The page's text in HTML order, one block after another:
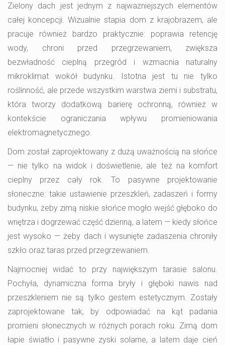
Zielony dach jest jednym z najważniejszych elementów
całej koncepcji. Wizualnie stapia dom z krajobrazem, ale
pracuje również bardzo praktycznie: poprawia retencję
wody, chroni przed przegrzewaniem, zwiększa
bezwładność cieplną przegród i wzmacnia naturalny
mikroklimat wokół budynku. Istotna jest tu nie tylko
roślinność, ale przede wszystkim warstwa ziemi i substratu,
która tworzy dodatkową barierę ochronną, również w
kontekście ograniczania wpływu promieniowania
elektromagnetycznego.
Dom został zaprojektowany z dużą uważnością na słońce
— nie tylko na widok i doświetlenie, ale też na komfort
cieplny przez cały rok. To pasywne projektowanie
słoneczne: takie ustawienie przeszkleń, zadaszeń i formy
budynku, żeby zimą niskie słońce mogło wejść głęboko do
wnętrza i dogrzewać część dzienną, a latem — kiedy słońce
jest wysoko — żeby dach i wysunięte zadaszenia chroniły
szkło oraz taras przed przegrzewaniem.
Najmocniej widać to przy największym tarasie salonu.
Pochyła, dynamiczna forma bryły i głęboki nawis nad
przeszkleniem nie są tylko gestem estetycznym. Zostały
zaprojektowane tak, by odpowiadać na kąt padania
promieni słonecznych w różnych porach roku. Zimą dom
łapie światło i pasywne zyski solarne, a latem daje cień